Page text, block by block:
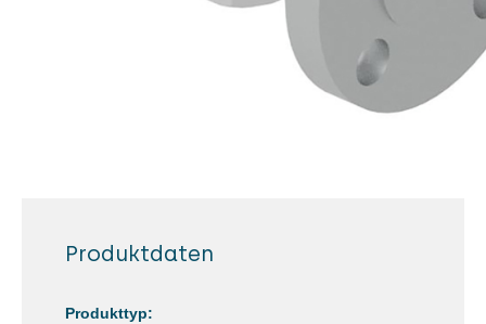
Produktdaten
Produkttyp: